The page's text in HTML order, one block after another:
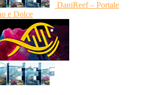
DaniReef – Portale
e Dolce